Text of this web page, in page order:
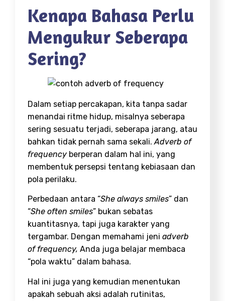
Kenapa Bahasa Perlu
Mengukur Seberapa
Sering?
Dalam setiap percakapan, kita tanpa sadar
menandai ritme hidup, misalnya seberapa
sering sesuatu terjadi, seberapa jarang, atau
bahkan tidak pernah sama sekali.Adverb of
frequency berperan dalam hal ini, yang
membentuk persepsi tentang kebiasaan dan
pola perilaku.
Perbedaan antara “She always smiles” dan
“She often smiles” bukan sebatas
kuantitasnya, tapi juga karakter yang
tergambar. Dengan memahami jeni adverb
of frequency, Anda juga belajar membaca
“pola waktu” dalam bahasa.
Hal ini juga yang kemudian menentukan
apakah sebuah aksi adalah rutinitas,